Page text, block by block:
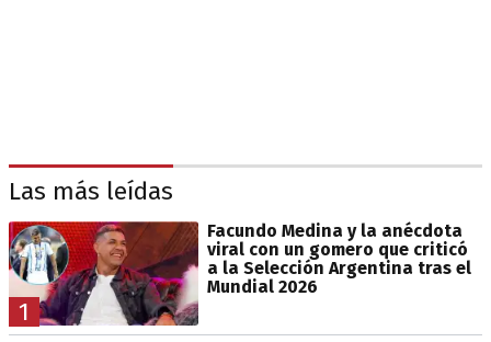
Las más leídas
1
Facundo Medina y la anécdota
viral con un gomero que criticó
a la Selección Argentina tras el
Mundial 2026